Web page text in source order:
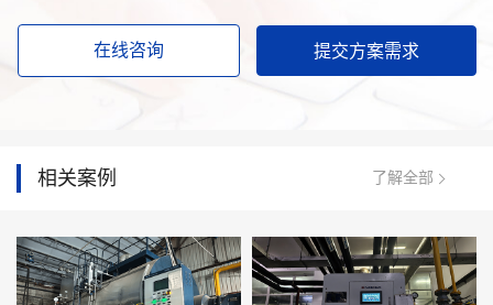
在线咨询
相关案例 了解全部